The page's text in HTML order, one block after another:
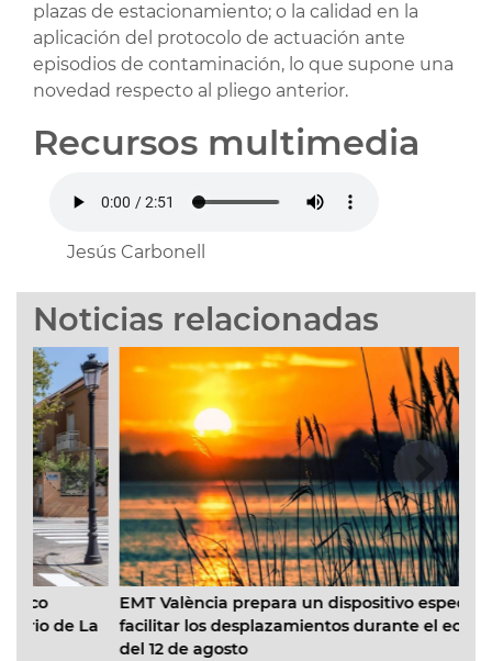
plazas de estacionamiento; o la calidad en la
aplicación del protocolo de actuación ante
episodios de contaminación, lo que supone una
novedad respecto al pliego anterior.
Recursos multimedia
Jesús Carbonell
Noticias relacionadas
La
EMT València prepara un dispositivo especial para
facilitar los desplazamientos durante el eclipse solar
del 12 de agosto